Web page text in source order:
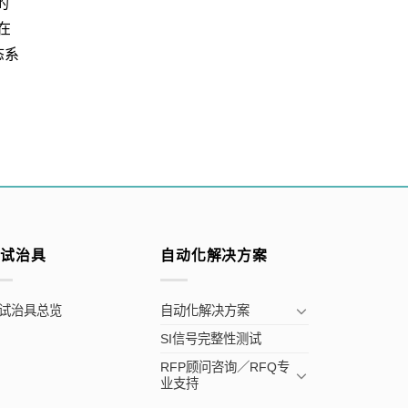
系
治具
治具总览
自动化解决方案
自动化解决方案
SI信号完整性测试
RFP顾问咨询／RFQ专
业支持